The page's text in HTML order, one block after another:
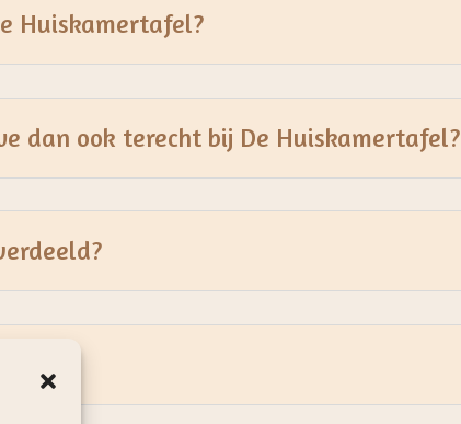
Huiskamertafel?
dan ook terecht bij De Huiskamertafel?